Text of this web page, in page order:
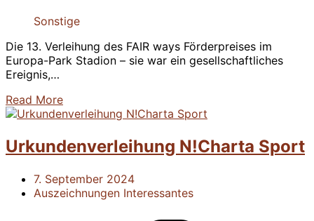
Sonstige
Die 13. Verleihung des FAIR ways Förderpreises im
Europa-Park Stadion – sie war ein gesellschaftliches
Ereignis,…
Read More
Urkundenverleihung N!Charta Sport
7. September 2024
Auszeichnungen Interessantes